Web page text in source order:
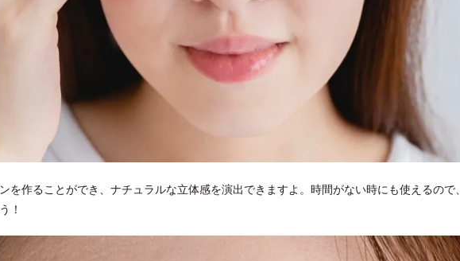
を作ることができ、ナチュラルな立体感を演出できますよ。時間がない時にも使えるので、
！